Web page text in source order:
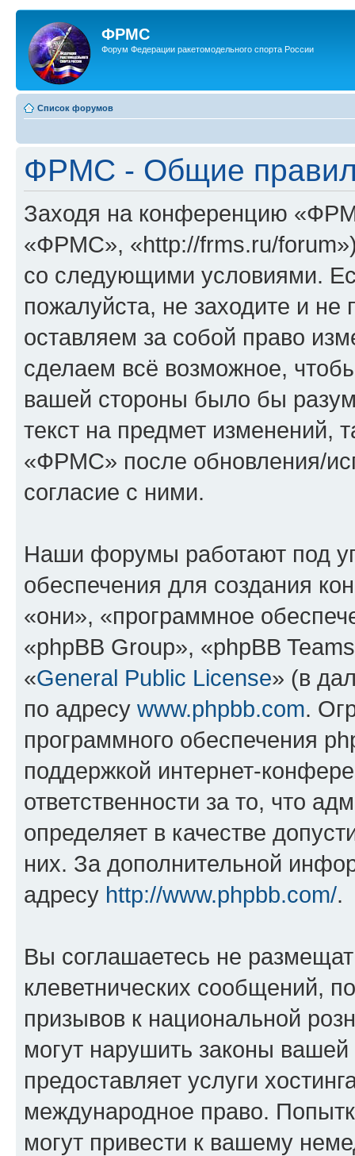
ФРМС
Форум Федерации ракетомодельного спорта России
Список форумов
ФРМС - Общие
Заходя на конференцию
«ФРМС», «http://frms.ru/
со следующими условиями.
пожалуйста, не заходите и
оставляем за собой право
сделаем всё возможное,
вашей стороны было бы
текст на предмет изменений,
«ФРМС» после обновления/
согласие с ними.
Наши форумы работают под
обеспечения для создания
«они», «программное
«phpBB Group», «phpBB
«General Public License» (в
по адресу www.phpbb.com.
программного обеспечения
поддержкой интернет-
ответственности за то, что
определяет в качестве
них. За дополнительной
адресу http://www.phpbb.com/.
Вы соглашаетесь не
клеветнических сообщений,
призывов к национальной
могут нарушить законы
предоставляет услуги
международное право.
могут привести к вашему